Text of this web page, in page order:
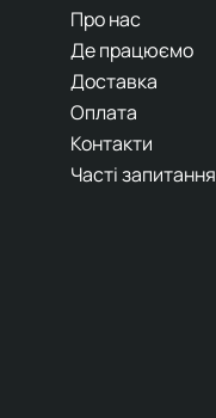
Про нас
Де працюємо
Доставка
Оплата
Контакти
Часті запитання